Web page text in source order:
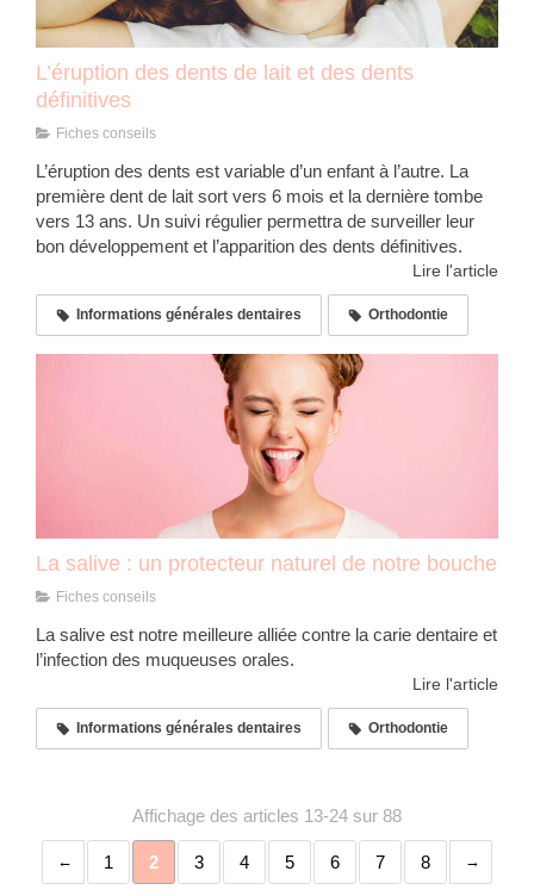
L’éruption des dents de lait et des dents
définitives
Fiches conseils
L’éruption des dents est variable d’un enfant à l’autre. La
première dent de lait sort vers 6 mois et la dernière tombe
vers 13 ans. Un suivi régulier permettra de surveiller leur
bon développement et l’apparition des dents définitives.
Lire l'article
Informations générales dentaires Orthodontie
La salive : un protecteur naturel de notre bouche
Fiches conseils
La salive est notre meilleure alliée contre la carie dentaire et
l’infection des muqueuses orales.
Lire l'article
Informations générales dentaires Orthodontie
Affichage des articles 13-24 sur 88
1 2 3 4 5 6 7 8